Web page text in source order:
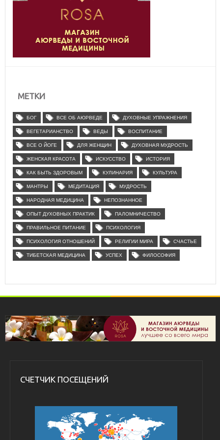
МЕТКИ
БОГ ВСЕ ОБ АЮРВЕДЕ ДУХОВНЫЕ УПРАЖНЕНИЯ
ВЕГЕТАРИАНСТВО ВЕДЫ ВОСПИТАНИЕ
ВСЕ О ЙОГЕ ДЛЯ ЖЕНЩИН ДУХОВНАЯ МУДРОСТЬ
ЖЕНСКАЯ КРАСОТА ИСКУССТВО ИСТОРИЯ
КАК БЫТЬ ЗДОРОВЫМ КУЛИНАРИЯ КУЛЬТУРА
МАНТРЫ МЕДИТАЦИЯ МУДРОСТЬ
НАРОДНАЯ МЕДИЦИНА НЕПОЗНАННОЕ
ОПЫТ ДУХОВНЫХ ПРАКТИК ПАЛОМНИЧЕСТВО
ПРАВИЛЬНОЕ ПИТАНИЕ ПСИХОЛОГИЯ
ПСИХОЛОГИЯ ОТНОШЕНИЙ РЕЛИГИИ МИРА СЧАСТЬЕ
ТИБЕТСКАЯ МЕДИЦИНА УСПЕХ ФИЛОСОФИЯ
СЧЕТЧИК ПОСЕЩЕНИЙ